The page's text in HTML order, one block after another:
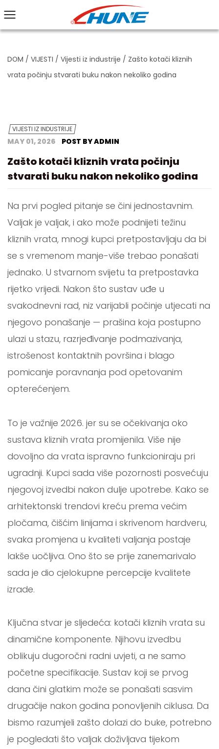
DOM / VIJESTI / Vijesti iz industrije / Zašto kotači kliznih
vrata počinju stvarati buku nakon nekoliko godina
VIJESTI IZ INDUSTRIJE
MAY 01, 2026 POST BY ADMIN
Zašto kotači kliznih vrata počinju
stvarati buku nakon nekoliko godina
Na prvi pogled pitanje se čini jednostavnim.
Valjak je valjak, i ako može podnijeti težinu
kliznih vrata, mnogi kupci pretpostavljaju da bi
se s vremenom manje-više trebao ponašati
jednako. U stvarnom svijetu ta pretpostavka
rijetko vrijedi. Nakon što sustav uđe u
svakodnevni rad, niz varijabli počinje utjecati na
njegovo ponašanje — prašina koja postupno
ulazi u stazu, razrjeđivanje podmazivanja,
istrošenost kontaktnih površina i blago
pomicanje poravnanja pod opetovanim
opterećenjem.
To je važnije 2026. jer su se očekivanja oko
sustava kliznih vrata promijenila. Više nije
dovoljno da vrata ispravno funkcioniraju pri
ugradnji. Kupci sada više pozornosti posvećuju
njegovoj izvedbi nakon dulje upotrebe. Kako se
arhitektonski trendovi kreću prema većim
pločama, čišćim linijama i skrivenom hardveru,
svaka promjena u kvaliteti valjanja postaje
lakše uočljiva. Ono što se prije zanemarivalo
sada je dio cjelokupne percepcije kvalitete
izrade.
Ključna stvar je sljedeća: kotači kliznih vrata su
dinamične komponente. Njihovu izvedbu
oblikuju dugoročni radni uvjeti, a ne samo
početne specifikacije. Sustav koji se prvog
dana čini glatkim može se ponašati sasvim
drugačije nakon godina ponovljenih ciklusa. Da
bismo razumjeli zašto dolazi do buke, potrebno
je pogledati što valjak doživljava tijekom